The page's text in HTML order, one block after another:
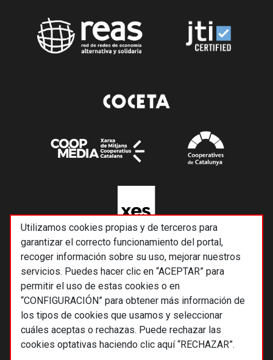
Utilizamos cookies propias y de terceros para
garantizar el correcto funcionamiento del portal,
recoger información sobre su uso, mejorar nuestros
servicios. Puedes hacer clic en “ACEPTAR” para
permitir el uso de estas cookies o en
“CONFIGURACIÓN” para obtener más información de
los tipos de cookies que usamos y seleccionar
cuáles aceptas o rechazas. Puede rechazar las
cookies optativas haciendo clic aquí “RECHAZAR”.
© 2026 Alternativas económicas SCCL